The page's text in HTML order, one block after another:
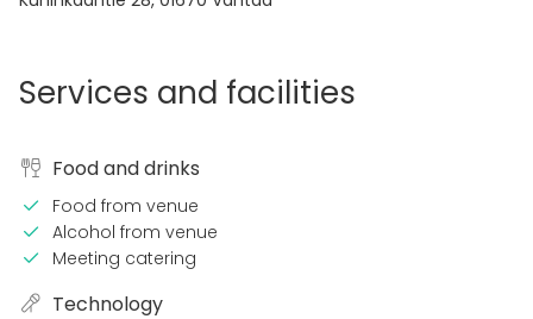
Services and facilities
Food and drinks
Food from venue
Alcohol from venue
Meeting catering
Technology